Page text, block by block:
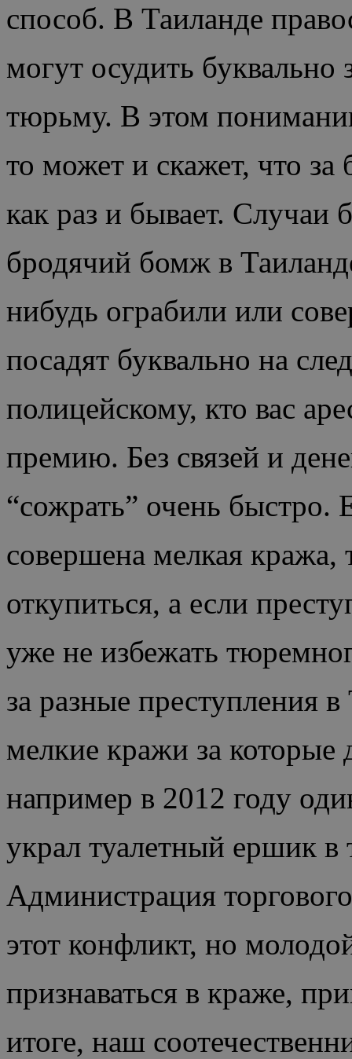
способ. В Таиланде
могут осудить буквально
тюрьму. В этом
то может и скажет, что за
как раз и бывает.
бродячий бомж в
нибудь ограбили или
посадят буквально на
полицейскому, кто вас
премию. Без связей и
“сожрать” очень
совершена мелкая кража,
откупиться, а если
уже не избежать
за разные преступления
мелкие кражи за
например в 2012 году
украл туалетный ершик в
Администрация
этот конфликт, но
признаваться в краже,
итоге, наш